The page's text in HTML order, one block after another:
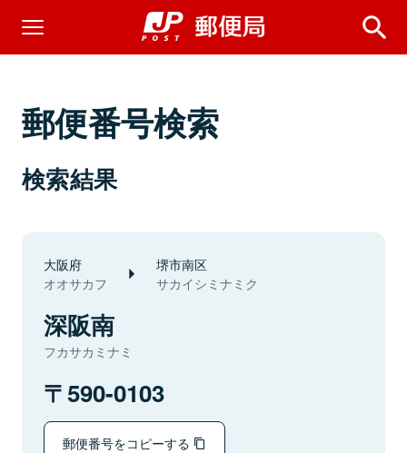
郵便番号検索
検索結果
大阪府
オオサカフ
堺市南区
サカイシミナミク
深阪南
フカサカミナミ
590-0103
郵便番号をコピーする